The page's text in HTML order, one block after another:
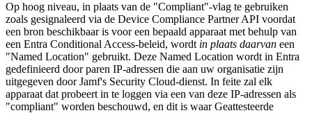
Op hoog niveau, in plaats van de "Compliant"-vlag te gebruiken
zoals gesignaleerd via de Device Compliance Partner API voordat
een bron beschikbaar is voor een bepaald apparaat met behulp van
een Entra Conditional Access-beleid, wordt in plaats daarvan een
"Named Location" gebruikt. Deze Named Location wordt in Entra
gedefinieerd door paren IP-adressen die aan uw organisatie zijn
uitgegeven door Jamf's Security Cloud-dienst. In feite zal elk
apparaat dat probeert in te loggen via een van deze IP-adressen als
"compliant" worden beschouwd, en dit is waar Geattesteerde